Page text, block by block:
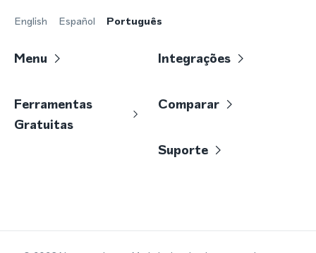
English Español Português
Menu Integrações
Ferramentas
Gratuitas
Comparar
Suporte